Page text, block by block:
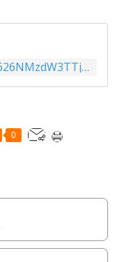
https://open.spotify.com/album/626NMzdW3TTjIachFmDxWF?si=ET2qFXP9QuqXNElYL84xtQ&utm_source=copy-link&dl_branch=1
0